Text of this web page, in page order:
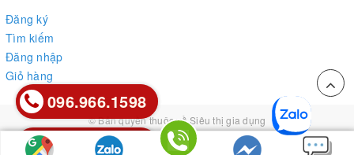
Đăng ký
Tìm kiếm
Đăng nhập
Giỏ hàng
© Bản quyền thuộc vềSiêu thị gia dụng
Cung cấp bởiSapo
096.966.1598
0912.85.85.26
096.966.1598
0912.85.85.26